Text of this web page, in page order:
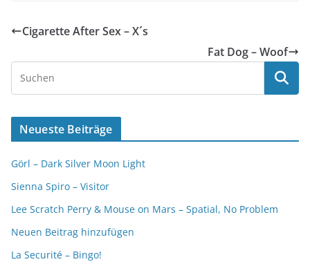
Cigarette After Sex – X´s
Fat Dog – Woof
Neueste Beiträge
Görl – Dark Silver Moon Light
Sienna Spiro – Visitor
Lee Scratch Perry & Mouse on Mars – Spatial, No Problem
Neuen Beitrag hinzufügen
La Securité – Bingo!